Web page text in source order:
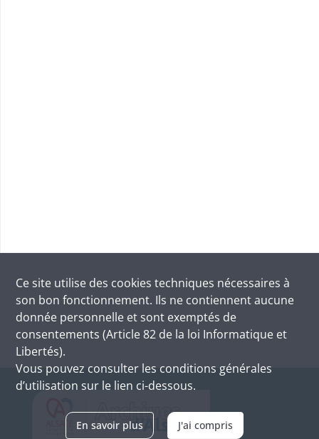
Ce site utilise des cookies techniques nécessaires à
son bon fonctionnement. Ils ne contiennent aucune
donnée personnelle et sont exemptés de
consentements (Article 82 de la loi Informatique et
Libertés).
Vous pouvez consulter les conditions générales
d’utilisation sur le lien ci-dessous.
En savoir plus J'ai compris